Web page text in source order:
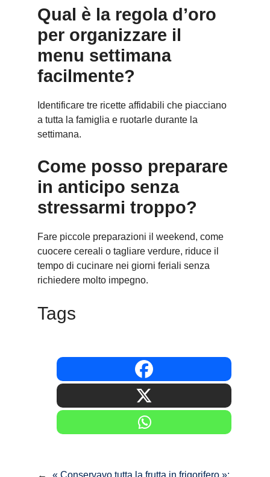
Qual è la regola d’oro
per organizzare il
menu settimana
facilmente?
Identificare tre ricette affidabili che piacciano
a tutta la famiglia e ruotarle durante la
settimana.
Come posso preparare
in anticipo senza
stressarmi troppo?
Fare piccole preparazioni il weekend, come
cuocere cereali o tagliare verdure, riduce il
tempo di cucinare nei giorni feriali senza
richiedere molto impegno.
Tags
←
« Conservavo tutta la frutta in frigorifero »: